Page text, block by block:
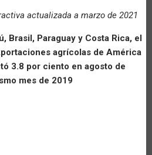
actualizada a marzo de 2021
Brasil, Paraguay y Costa Rica, el
agrícolas de América
3.8 por ciento en agosto de
mes de 2019